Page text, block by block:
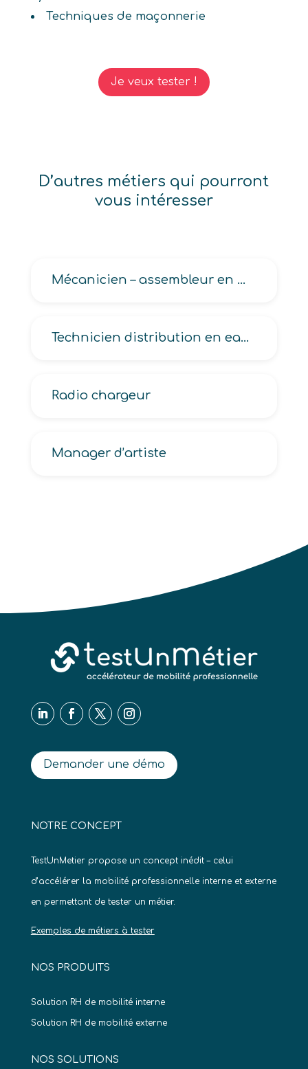
Techniques de maçonnerie
Je veux tester !
D’autres métiers qui pourront
vous intéresser
Mécanicien – assembleur en maroquinerie
Technicien distribution en eau potable
Radio chargeur
Manager d’artiste
Demander une démo
NOTRE CONCEPT
TestUnMetier propose un concept inédit – celui
d’accélérer la mobilité professionnelle interne et externe
en permettant de tester un métier.
Exemples de métiers à tester
NOS PRODUITS
Solution RH de mobilité interne
Solution RH de mobilité externe
NOS SOLUTIONS